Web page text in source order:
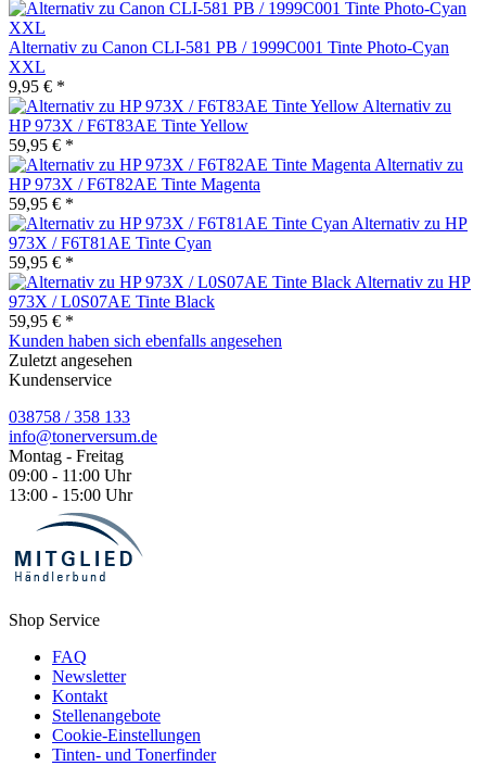
Alternativ zu Canon CLI-581 PB / 1999C001 Tinte Photo-Cyan
XXL
9,95 € *
Alternativ zu
HP 973X / F6T83AE Tinte Yellow
59,95 € *
Alternativ zu
HP 973X / F6T82AE Tinte Magenta
59,95 € *
Alternativ zu HP
973X / F6T81AE Tinte Cyan
59,95 € *
Alternativ zu HP
973X / L0S07AE Tinte Black
59,95 € *
Kunden haben sich ebenfalls angesehen
Zuletzt angesehen
Kundenservice
038758 / 358 133
info@tonerversum.de
Montag - Freitag
09:00 - 11:00 Uhr
13:00 - 15:00 Uhr
Shop Service
FAQ
Newsletter
Kontakt
Stellenangebote
Cookie-Einstellungen
Tinten- und Tonerfinder